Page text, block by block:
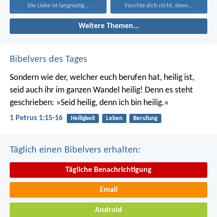
Die Liebe ist langmütig... Fürchte dich nicht, denn...
Weitere Themen...
Bibelvers des Tages
Sondern wie der, welcher euch berufen hat, heilig ist,
seid auch ihr im ganzen Wandel heilig! Denn es steht
geschrieben: »Seid heilig, denn ich bin heilig.«
1 Petrus 1:15-16 Heiligkeit Leben Berufung
Täglich einen Bibelvers erhalten:
Tägliche Benachrichtigung
Email
Android